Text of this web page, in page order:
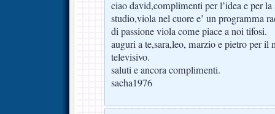
ciao david,complimenti per l’idea e per
studio,viola nel cuore e’ un programma
di passione viola come piace a noi tifosi.
auguri a te,sara,leo, marzio e pietro per il
televisivo.
saluti e ancora complimenti.
sacha1976